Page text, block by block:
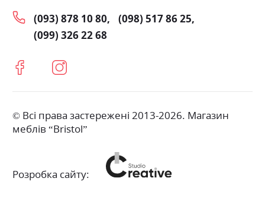
(093) 878 10 80
(098) 517 86 25
(099) 326 22 68
© Всі права застережені 2013-2026. Магазин
меблів “Bristol”
Розробка сайту: